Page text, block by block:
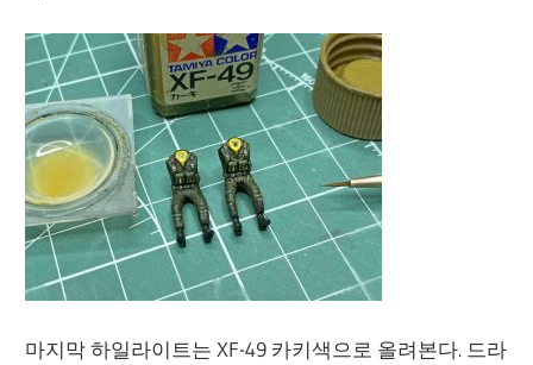
마지막 하일라이트는 XF-49 카키색으로 올려본다. 드라